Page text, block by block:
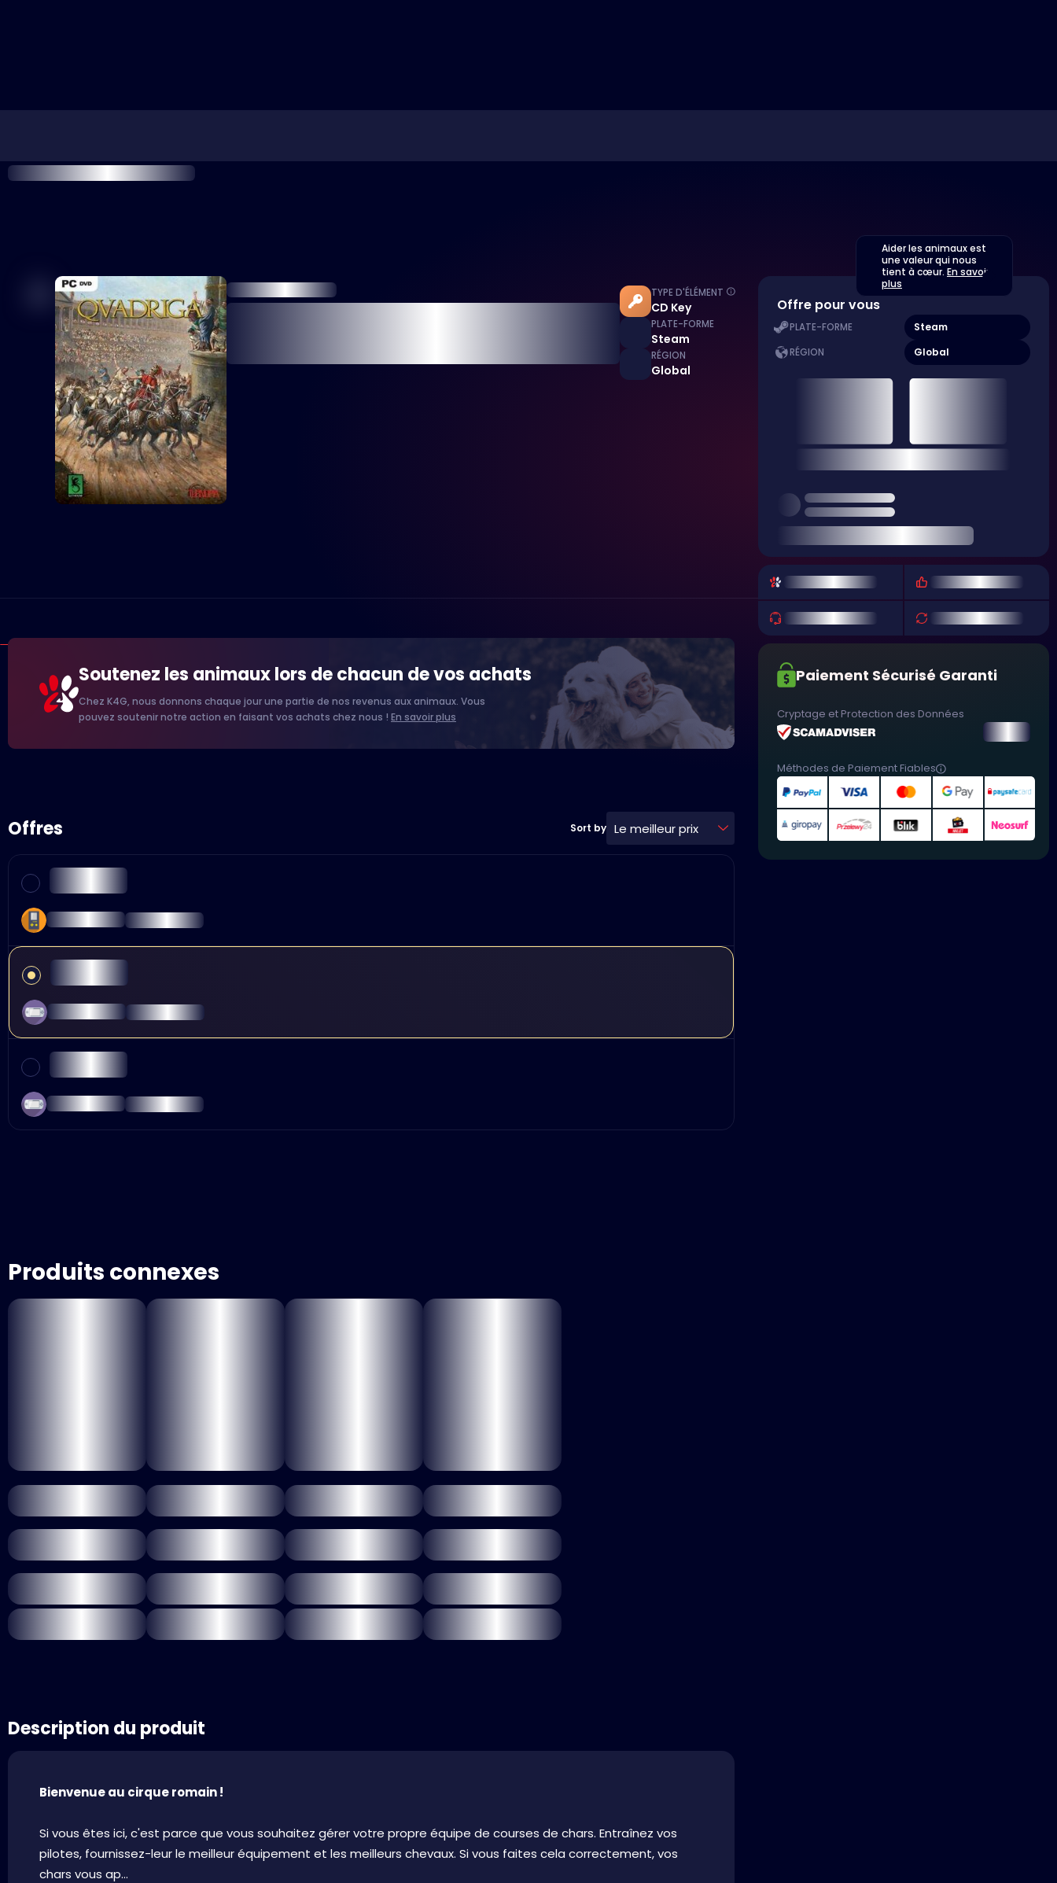
TYPE D'ÉLÉMENT
CD Key
PLATE-FORME
Steam
RÉGION
Global
Soutenez les animaux lors de chacun de vos achats
Chez K4G, nous donnons chaque jour une partie de nos revenus aux animaux. Vous
pouvez soutenir notre action en faisant vos achats chez nous ! En savoir plus
Offres Sort by Le meilleur prix
Produits connexes
Description du produit
Bienvenue au cirque romain !
Si vous êtes ici, c'est parce que vous souhaitez gérer votre propre équipe de courses de chars. Entraînez vos
pilotes, fournissez-leur le meilleur équipement et les meilleurs chevaux. Si vous faites cela correctement, vos
chars vous ap...
Aider les animaux est
une valeur qui nous
tient à cœur. En savoir
plus
Offre pour vous
PLATE-FORME Steam
RÉGION Global
Paiement Sécurisé Garanti
Cryptage et Protection des Données
Méthodes de Paiement Fiables